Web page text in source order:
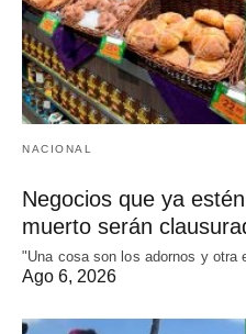
NACIONAL
Negocios que ya
muerto serán
"Una cosa son los adornos y otra
Ago 6, 2026